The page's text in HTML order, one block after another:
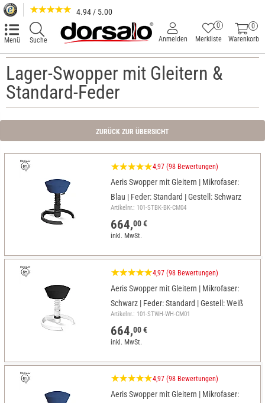
4.94 / 5.00
Menü Suche
0
Warenkorb
Merkliste
0
Anmelden
Lager-Swopper mit Gleitern &
Standard-Feder
ZURÜCK ZUR ÜBERSICHT
4,97 (98 Bewertungen)
Aeris Swopper mit Gleitern | Mikrofaser:
Blau | Feder: Standard | Gestell: Schwarz
Artikelnr.: 101-STBK-BK-CM04
664,00 €
inkl. MwSt.
4,97 (98 Bewertungen)
Aeris Swopper mit Gleitern | Mikrofaser:
Schwarz | Feder: Standard | Gestell: Weiß
Artikelnr.: 101-STWH-WH-CM01
664,00 €
inkl. MwSt.
4,97 (98 Bewertungen)
Aeris Swopper mit Gleitern | Mikrofaser: